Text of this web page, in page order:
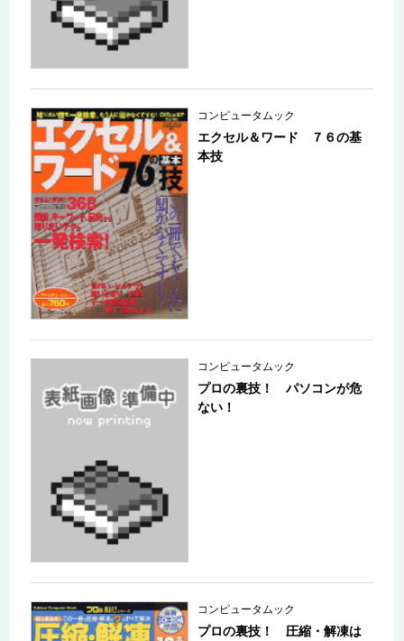
コンピュータムック
エクセル＆ワード ７６の基
本技
コンピュータムック
プロの裏技！ パソコンが危
ない！
コンピュータムック
プロの裏技！ 圧縮・解凍は